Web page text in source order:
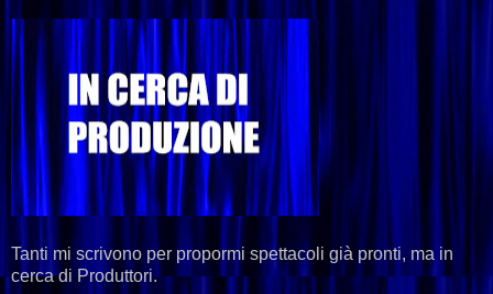
Tanti mi scrivono per propormi spettacoli già pronti, ma in
cerca di Produttori.